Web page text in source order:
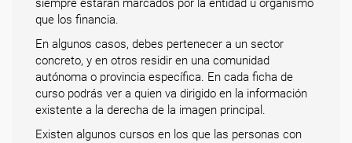
siempre estarán marcados por la entidad u organismo
que los financia.
En algunos casos, debes pertenecer a un sector
concreto, y en otros residir en una comunidad
autónoma o provincia específica. En cada ficha de
curso podrás ver a quien va dirigido en la información
existente a la derecha de la imagen principal.
Existen algunos cursos en los que las personas con